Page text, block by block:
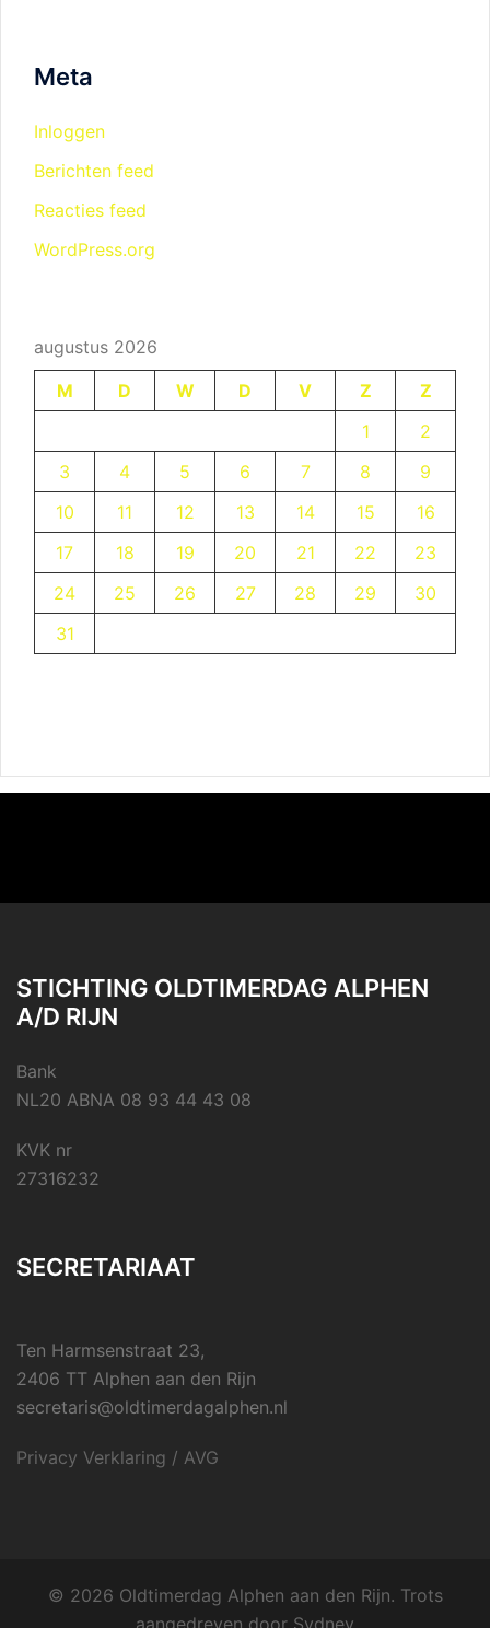
Meta
Inloggen
Berichten feed
Reacties feed
WordPress.org
augustus 2026
M
D W D V Z
Z
1
2
3
4 5 6 7 8
9
10
11 12 13 14 15
16
17
18 19 20 21 22
23
24
25 26 27 28 29
30
31
STICHTING OLDTIMERDAG ALPHEN
A/D RIJN
Bank
NL20 ABNA 08 93 44 43 08
KVK nr
27316232
SECRETARIAAT
Ten Harmsenstraat 23,
2406 TT Alphen aan den Rijn
secretaris@oldtimerdagalphen.nl
Privacy Verklaring / AVG
© 2026 Oldtimerdag Alphen aan den Rijn. Trots
aangedreven door Sydney